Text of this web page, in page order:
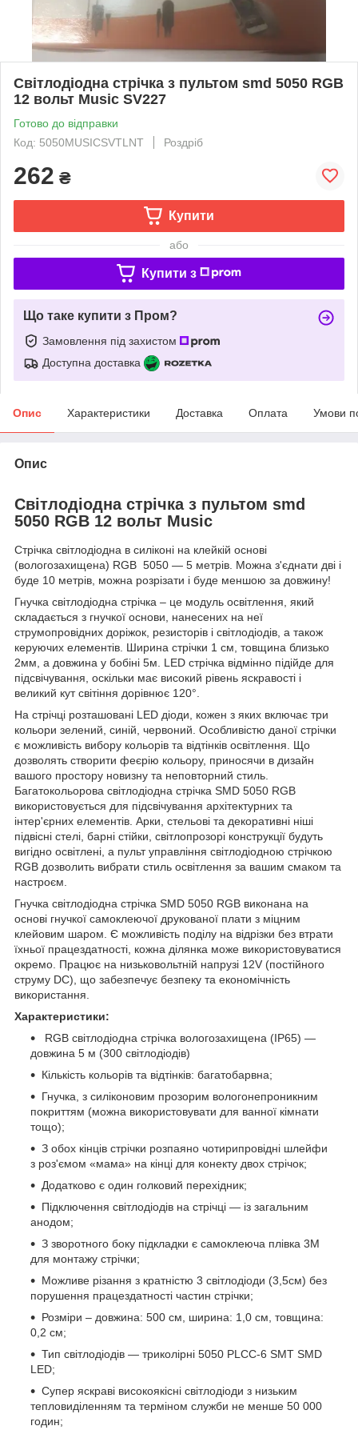
Світлодіодна стрічка з пультом smd 5050 RGB
12 вольт Music SV227
Готово до відправки
Код: 5050MUSICSVTLNT
Роздріб
262 ₴
Купити
або
Купити з
Що таке купити з Пром?
Замовлення під захистом
Доступна доставка
Опис Характеристики Доставка Оплата Умови
Опис
Світлодіодна стрічка з пультом smd
5050 RGB 12 вольт Music
Стрічка світлодіодна в силіконі на клейкій основі
(вологозахищена) RGB 5050 — 5 метрів. Можна з'єднати дві і
буде 10 метрів, можна розрізати і буде меншою за довжину!
Гнучка світлодіодна стрічка – це модуль освітлення, який
складається з гнучкої основи, нанесених на неї
струмопровідних доріжок, резисторів і світлодіодів, а також
керуючих елементів. Ширина стрічки 1 см, товщина близько
2мм, а довжина у бобіні 5м. LED стрічка відмінно підійде для
підсвічування, оскільки має високий рівень яскравості і
великий кут світіння дорівнює 120°.
На стрічці розташовані LED діоди, кожен з яких включає три
кольори зелений, синій, червоний. Особливістю даної стрічки
є можливість вибору кольорів та відтінків освітлення. Що
дозволять створити феєрію кольору, приносячи в дизайн
вашого простору новизну та неповторний стиль.
Багатокольорова світлодіодна стрічка SMD 5050 RGB
використовується для підсвічування архітектурних та
інтер'єрних елементів. Арки, стельові та декоративні ніші
підвісні стелі, барні стійки, світлопрозорі конструкції будуть
вигідно освітлені, а пульт управління світлодіодною стрічкою
RGB дозволить вибрати стиль освітлення за вашим смаком та
настроєм.
Гнучка світлодіодна стрічка SMD 5050 RGB виконана на
основі гнучкої самоклеючої друкованої плати з міцним
клейовим шаром. Є можливість поділу на відрізки без втрати
їхньої працездатності, кожна ділянка може використовуватися
окремо. Працює на низьковольтній напрузі 12V (постійного
струму DC), що забезпечує безпеку та економічність
використання.
Характеристики:
RGB світлодіодна стрічка вологозахищена (IP65) —
довжина 5 м (300 світлодіодів)
Кількість кольорів та відтінків: багатобарвна;
Гнучка, з силіконовим прозорим вологонепроникним
покриттям (можна використовувати для ванної кімнати
тощо);
З обох кінців стрічки розпаяно чотирипровідні шлейфи
з роз'ємом «мама» на кінці для конекту двох стрічок;
Додатково є один голковий перехідник;
Підключення світлодіодів на стрічці — із загальним
анодом;
З зворотного боку підкладки є самоклеюча плівка 3М
для монтажу стрічки;
Можливе різання з кратністю 3 світлодіоди (3,5см) без
порушення працездатності частин стрічки;
Розміри – довжина: 500 см, ширина: 1,0 см, товщина:
0,2 см;
Тип світлодіодів — триколірні 5050 PLCC-6 SMT SMD
LED;
Супер яскраві високоякісні світлодіоди з низьким
тепловиділенням та терміном служби не менше 50 000
годин;